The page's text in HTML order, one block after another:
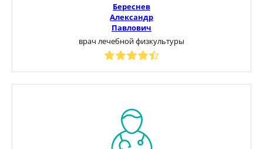
Береснев
Александр
Павлович
врач лечебной физкультуры